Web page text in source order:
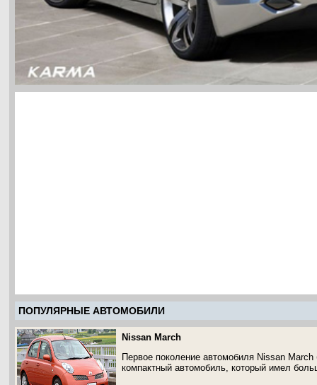
ПОПУЛЯРНЫЕ АВТОМОБИЛИ
Nissan March
Первое поколение автомобиля Nissan
компактный автомобиль, который имел